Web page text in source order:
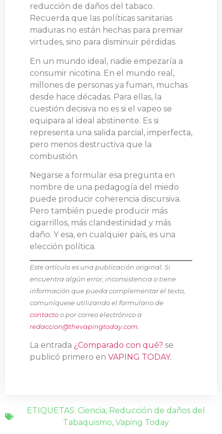
reducción de daños del tabaco.
Recuerda que las políticas sanitarias
maduras no están hechas para premiar
virtudes, sino para disminuir pérdidas.
En un mundo ideal, nadie empezaría a
consumir nicotina. En el mundo real,
millones de personas ya fuman, muchas
desde hace décadas. Para ellas, la
cuestión decisiva no es si el vapeo se
equipara al ideal abstinente. Es si
representa una salida parcial, imperfecta,
pero menos destructiva que la
combustión.
Negarse a formular esa pregunta en
nombre de una pedagogía del miedo
puede producir coherencia discursiva.
Pero también puede producir más
cigarrillos, más clandestinidad y más
daño. Y esa, en cualquier país, es una
elección política.
Este artículo es una publicación original. Si
encuentra algún error, inconsistencia o tiene
información que pueda complementar el texto,
comuníquese utilizando el formulario de
contactoo por correo electrónico a
redaccion@thevapingtoday.com
La entrada ¿Comparado con qué? se
publicó primero en VAPING TODAY.
ETIQUETAS: Ciencia, Reducción de daños del
Tabaquismo, Vaping Today